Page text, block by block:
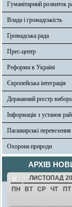
Гуманітарний розвиток
Влада і громадськість
Громадська рада
Прес-центр
Реформи в Україні
Європейська інтеграція
Державний реєстр
Інформація з установ
Пасажирські перевезення
Охорона природи
АРХІВ
« ЛИСТОПАД
ПН ВТ СР ЧТ ПТ